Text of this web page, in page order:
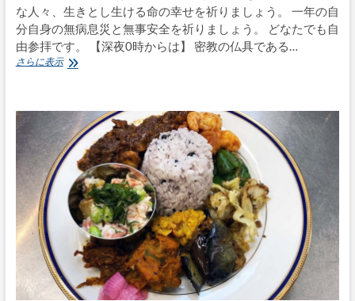
「満
月
会」
138
座
な人々、生きとし生ける命の幸せを祈りましょう。 一年の自
分自身の無病息災と無事安全を祈りましょう。 どなたでも自
由参拝です。 【深夜0時からは】 密教の仏具である…
さらに表示12
晦
日
「年
し
読
経」